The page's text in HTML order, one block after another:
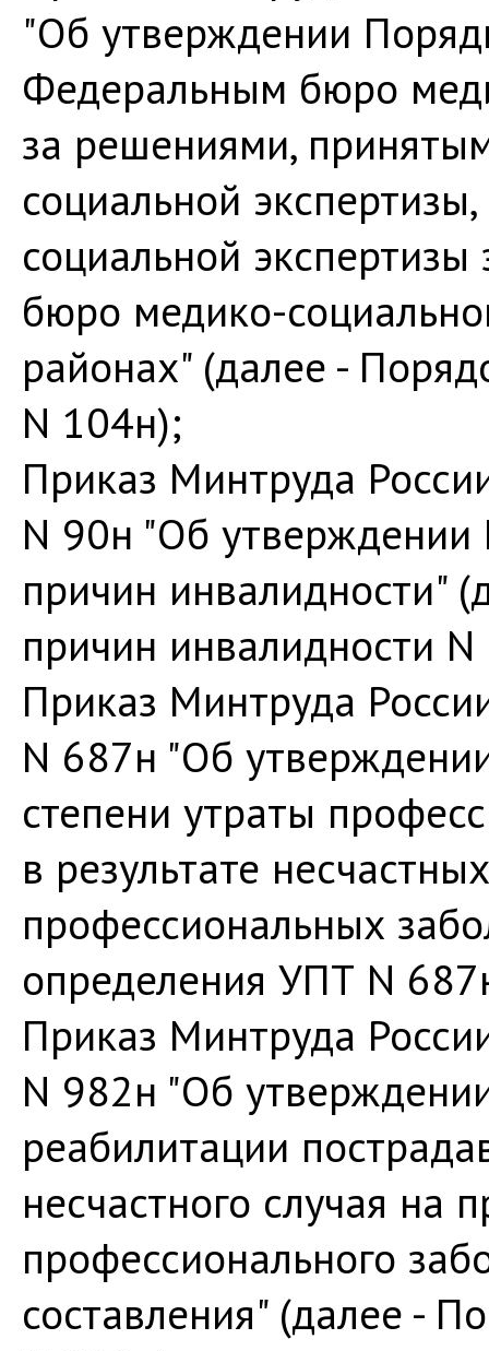
"Об утверждении
Федеральным бюро
за решениями,
социальной
социальной
бюро медико-
районах" (далее -
N 104н);
Приказ Минтруда
N 90н "Об утверждении
причин инвалидности"
причин инвалидности
Приказ Минтруда
N 687н "Об
степени утраты
в результате
профессиональных
определения УПТ N
Приказ Минтруда
N 982н "Об
реабилитации
несчастного случая на
профессионального
составления" (далее -